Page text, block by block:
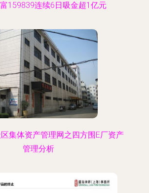
159839连续6日吸金超1亿元
集体资产管理网之四方围E厂资产
管理分析